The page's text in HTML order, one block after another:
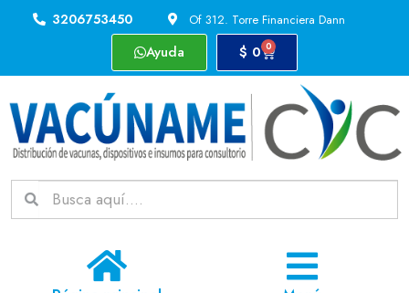
3206753450 Of 312. Torre Financiera Dann
Ayuda $ 0 0